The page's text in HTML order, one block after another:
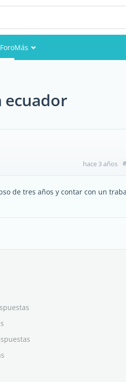
ForoMás
Miembros
ecuador
hace 3 años
de tres años y contar con un